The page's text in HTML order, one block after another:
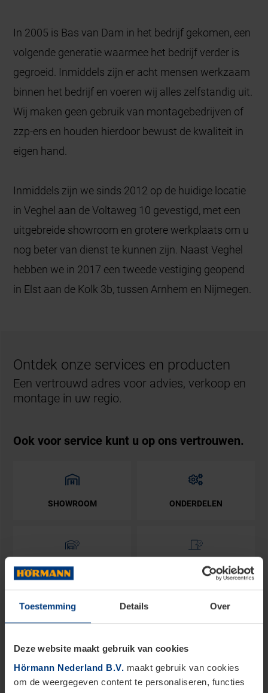
Toestemming Details Over
Deze website maakt gebruik van cookies
Hörmann Nederland B.V. maakt gebruik van cookies
om de weergegeven content te personaliseren, functies
In 2005 is Bas van Dam in het bedrijf gekomen, een
volgende generatie waarmee het bedrijf verder is
gegroeid. Inmiddels zijn er acht mensen werkzaam
binnen het bedrijf en voeren wij alles zelfstandig uit.
Wij maken geen gebruik van montagebedrijven of
zzp-ers en houden hierdoor bewust de kwaliteit in
eigen hand.
Inmiddels zijn we sinds 2012 op de huidige locatie
in Veghel aan de Voltaweg 10 gevestigd, met een
uitgebreide showroom en grotere werkplaats om u
nog beter van dienst te kunnen zijn. Naast Veghel
hebben we in 2017 een tweede vestiging geopend
in Elst aan de Kolk 3b, tussen Arnhem en Nijmegen.
Ontdek onze services en producten
Een vertrouwd adres voor advies, verkoop en
montage in uw regio.
Ook voor service kunt u op ons vertrouwen.
SHOWROOM ONDERDELEN
ACTIE GARAGEDEUREN ACTIE VOORDEUREN